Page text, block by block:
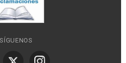
SÍGUENOS